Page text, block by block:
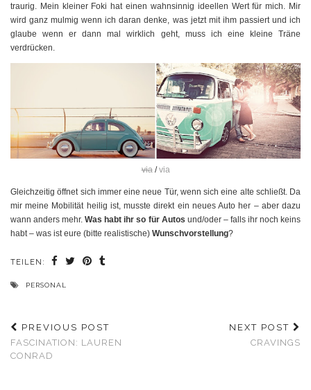
traurig. Mein kleiner Foki hat einen wahnsinnig ideellen Wert für mich. Mir
wird ganz mulmig wenn ich daran denke, was jetzt mit ihm passiert und ich
glaube wenn er dann mal wirklich geht, muss ich eine kleine Träne
verdrücken.
via/via
Gleichzeitig öffnet sich immer eine neue Tür, wenn sich eine alte schließt. Da
mir meine Mobilität heilig ist, musste direkt ein neues Auto her – aber dazu
wann anders mehr.Was habt ihr so für Autos und/oder – falls ihr noch keins
habt – was ist eure (bitte realistische) Wunschvorstellung?
TEILEN:
PERSONAL
PREVIOUS POST
FASCINATION: LAUREN
CONRAD
NEXT POST
CRAVINGS